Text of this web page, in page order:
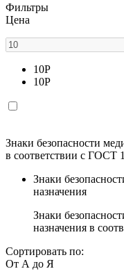
Фильтры
Цена
10Р
10Р
Знаки безопасности
в соответствии с ГОСТ
Знаки
назначения
Знаки
назначения в
Сортировать по:
От А до Я